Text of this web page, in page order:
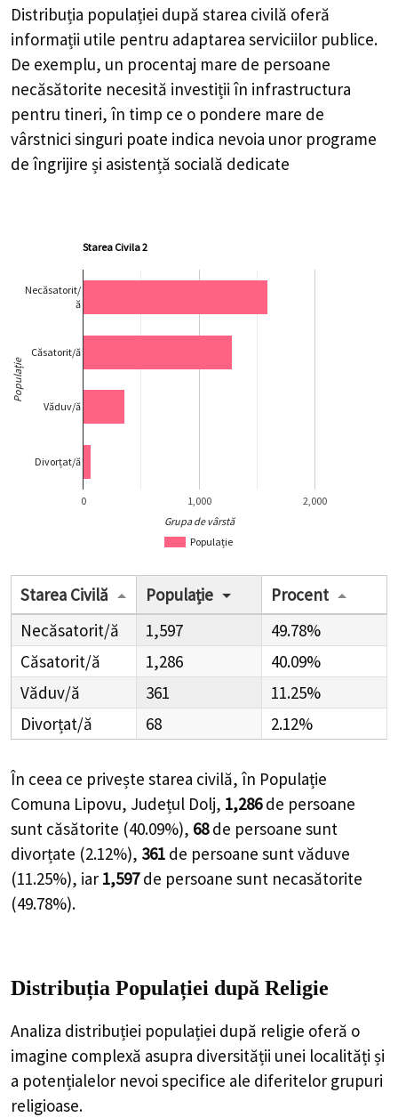
Distribuția populației după starea civilă oferă
informații utile pentru adaptarea serviciilor publice.
De exemplu, un procentaj mare de persoane
necăsătorite necesită investiții în infrastructura
pentru tineri, în timp ce o pondere mare de
vârstnici singuri poate indica nevoia unor programe
de îngrijire și asistență socială dedicate
Starea Civila 2
Populație
0 1,000 2,000
Necăsatorit/
ă
Căsatorit/ă
Văduv/ă
Divorțat/ă
Grupa de vârstă
Populație
Starea Civilă Populație
Procent
Necăsatorit/ă
1,597
49.78%
Căsatorit/ă
1,286
40.09%
Văduv/ă
361
11.25%
Divorțat/ă
68 2.12%
În ceea ce privește starea civilă, în Populație
Comuna Lipovu, Județul Dolj, 1,286 de persoane
sunt căsătorite (40.09%), 68 de persoane sunt
divorțate (2.12%), 361 de persoane sunt văduve
(11.25%), iar 1,597 de persoane sunt necasătorite
(49.78%).
Distribuția Populației după Religie
Analiza distribuției populației după religie oferă o
imagine complexă asupra diversității unei localități și
a potențialelor nevoi specifice ale diferitelor grupuri
religioase.